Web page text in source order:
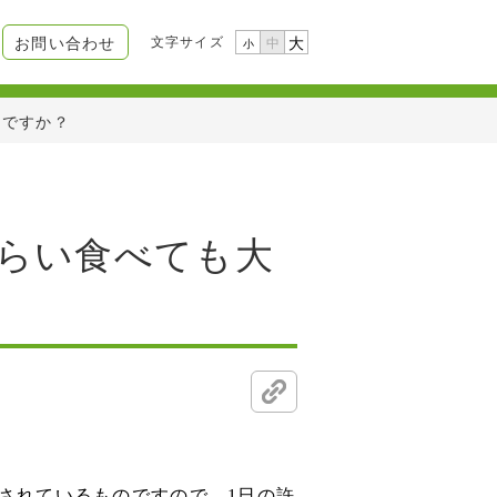
お問い合わせ 文字サイズ 小 中 大
すか？
い食べても大